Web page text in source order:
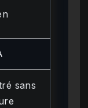
sans